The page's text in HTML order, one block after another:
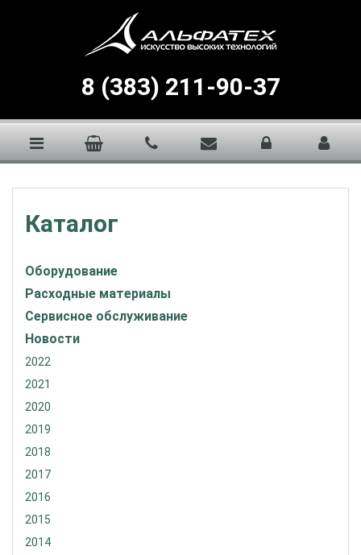
8 (383) 211-90-37
Каталог
Оборудование
Расходные материалы
Сервисное обслуживание
Новости
2022
2021
2020
2019
2018
2017
2016
2015
2014